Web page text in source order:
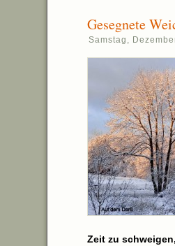
Gesegnete
Samstag,
Zeit zu